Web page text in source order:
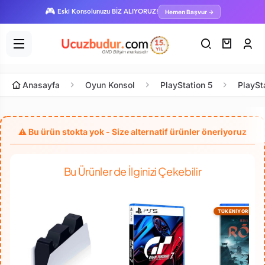
🎮 Eski Konsolunuzu BİZ ALIYORUZ! Hemen Başvur →
Anasayfa Oyun Konsol PlayStation 5
Bu Ürünler de İlginizi Çekebilir
TÜKENİYOR!